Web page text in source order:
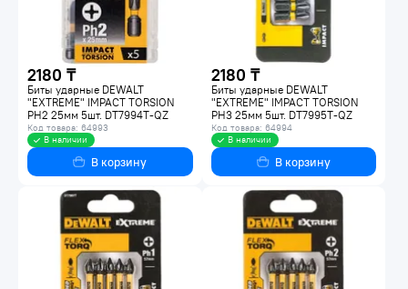
2180 ₸
Биты ударные DEWALT
"EXTREME" IMPACT TORSION
PH2 25мм 5шт. DT7994T-QZ
Код товара: 64993
В наличии
В корзину
2180 ₸
Биты ударные DEWALT
"EXTREME" IMPACT TORSION
PH3 25мм 5шт. DT7995T-QZ
Код товара: 64994
В наличии
В корзину